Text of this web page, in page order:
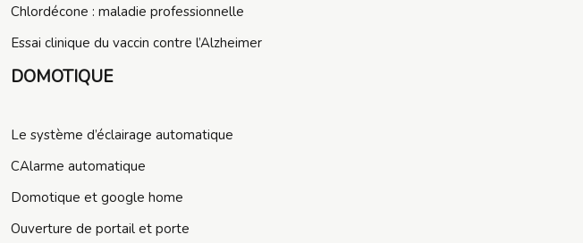
Chlordécone : maladie professionnelle
Essai clinique du vaccin contre l’Alzheimer
DOMOTIQUE
Le système d’éclairage automatique
CAlarme automatique
Domotique et google home
Ouverture de portail et porte